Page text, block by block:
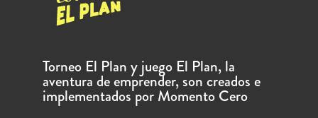
Torneo El Plan y juego El Plan, la
aventura de emprender, son creados e
implementados por Momento Cero